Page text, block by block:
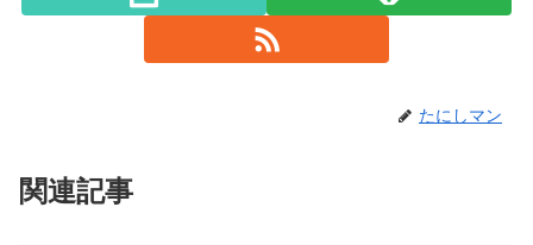
たにしマン
関連記事